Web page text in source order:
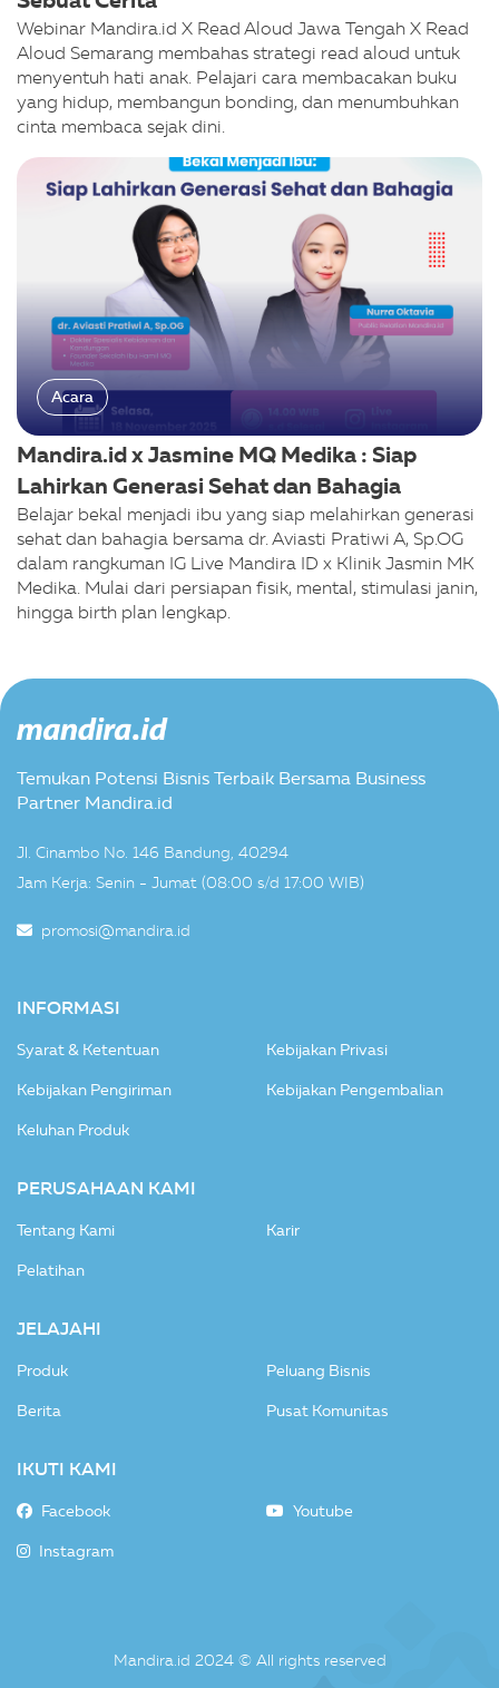
Webinar Mandira.id X Read Aloud Jawa Tengah X Read
Aloud Semarang membahas strategi read aloud untuk
menyentuh hati anak. Pelajari cara membacakan buku
yang hidup, membangun bonding, dan menumbuhkan
cinta membaca sejak dini.
Acara
Mandira.id x Jasmine MQ Medika : Siap
Lahirkan Generasi Sehat dan Bahagia
Belajar bekal menjadi ibu yang siap melahirkan generasi
sehat dan bahagia bersama dr. Aviasti Pratiwi A, Sp.OG
dalam rangkuman IG Live Mandira ID x Klinik Jasmin MK
Medika. Mulai dari persiapan fisik, mental, stimulasi janin,
hingga birth plan lengkap.
Temukan Potensi Bisnis Terbaik Bersama Business
Partner Mandira.id
Jl. Cinambo No. 146 Bandung, 40294
Jam Kerja: Senin - Jumat (08:00 s/d 17:00 WIB)
promosi@mandira.id
INFORMASI
Syarat & Ketentuan Kebijakan Privasi
Kebijakan Pengiriman Kebijakan Pengembalian
Keluhan Produk
PERUSAHAAN KAMI
Tentang Kami Karir
Pelatihan
JELAJAHI
Produk Peluang Bisnis
Berita Pusat Komunitas
IKUTI KAMI
Facebook Youtube
Instagram
Mandira.id 2024 © All rights reserved